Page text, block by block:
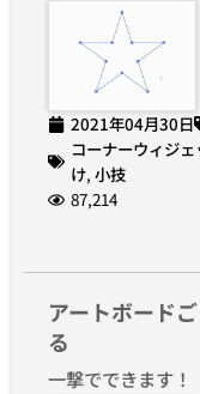
2021年04月30日
コーナーウィジェ
け, 小技
87,214
アートボード
る
一撃でできます！